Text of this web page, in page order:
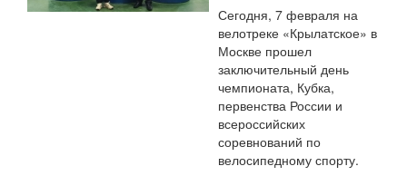
Сегодня, 7 февраля на
велотреке «Крылатское» в
Москве прошел
заключительный день
чемпионата, Кубка,
первенства России и
всероссийских
соревнований по
велосипедному спорту.